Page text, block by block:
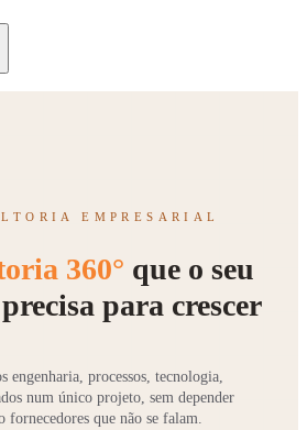
EMPRESARIAL
360° que o seu
para crescer
engenharia, processos, tecnologia,
num único projeto, sem depender
fornecedores que não se falam.